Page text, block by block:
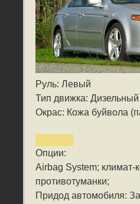
Руль: Левый
Тип движка: Дизельный
Окрас: Кожа буйвола
Опции:
Airbag System; климат-
противотуманки;
Придод автомобиля: